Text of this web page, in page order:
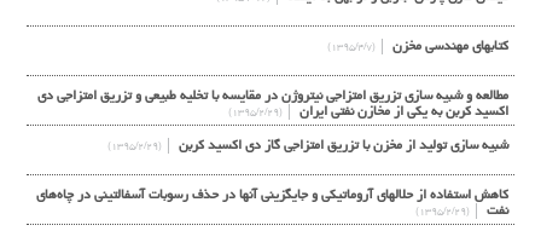
کتابهای مهندسی مخزن (۱۳۹۵/۴/۷)
مطالعه و شبیه سازی تزریق امتزاجی نیتروژن در مقایسه با تخلیه طبیعی و تزریق امتزاجی دی
اکسید کربن به یکی از مخازن نفتی ایران
(۱۳۹۵/۲/۲۹)
شبیه سازی تولید از مخزن با تزريق امتزاجي گاز دی اکسید کربن (۱۳۹۵/۲/۲۹)
كاهش استفاده از حلالهاي آروماتيكي و جايگزيني آنها در حذف رسوبات آسفالتيني در چاه‌هاي
نفت
(۱۳۹۵/۲/۲۹)